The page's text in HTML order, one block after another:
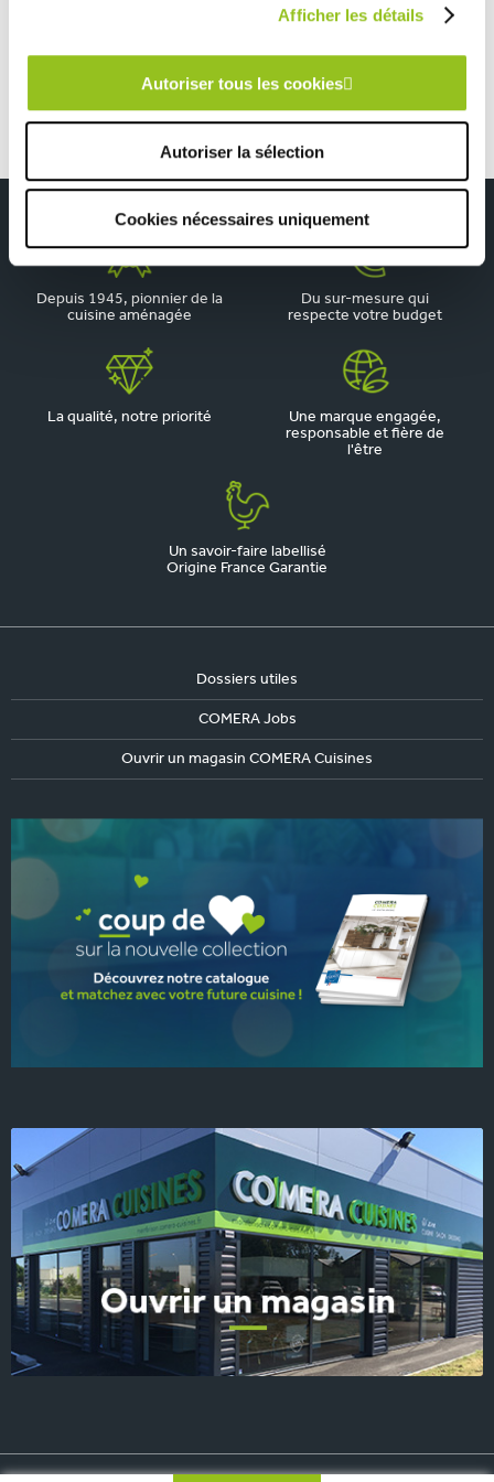
Afficher les détails
Autoriser tous les cookies
Autoriser la sélection
Cookies nécessaires uniquement
Depuis 1945, pionnier de la
cuisine aménagée
Du sur-mesure qui
respecte votre budget
La qualité, notre priorité
Une marque engagée,
responsable et fière de
l'être
Un savoir-faire labellisé
Origine France Garantie
Dossiers utiles
COMERA Jobs
Ouvrir un magasin COMERA Cuisines